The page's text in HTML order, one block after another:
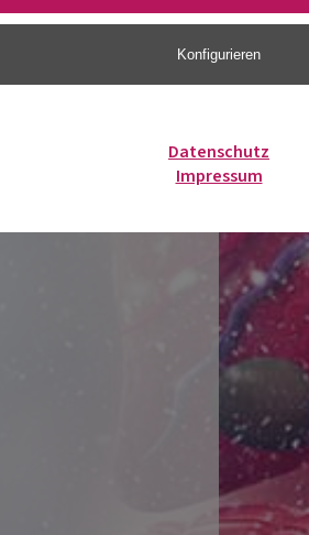
Konfigurieren
Datenschutz
Impressum